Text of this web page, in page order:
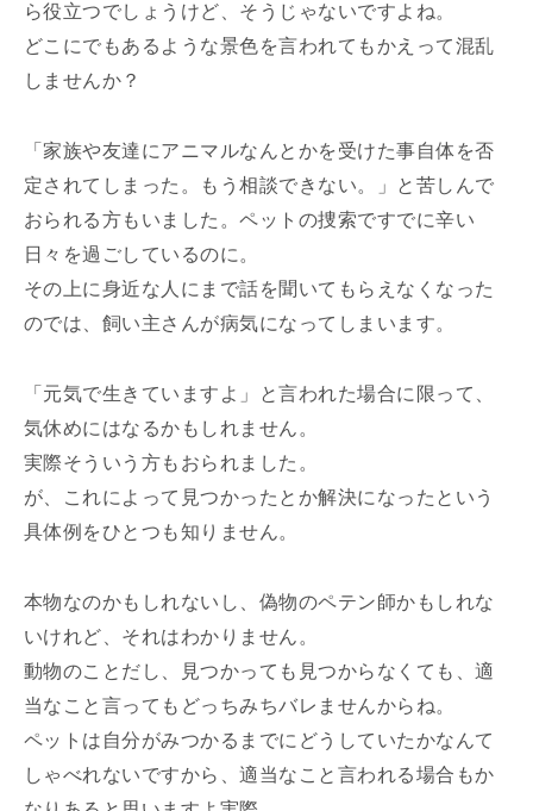
ら役立つでしょうけど、そうじゃないですよね。
どこにでもあるような景色を言われてもかえって混乱
しませんか？
「家族や友達にアニマルなんとかを受けた事自体を否
定されてしまった。もう相談できない。」と苦しんで
おられる方もいました。ペットの捜索ですでに辛い
日々を過ごしているのに。
その上に身近な人にまで話を聞いてもらえなくなった
のでは、飼い主さんが病気になってしまいます。
「元気で生きていますよ」と言われた場合に限って、
気休めにはなるかもしれません。
実際そういう方もおられました。
が、これによって見つかったとか解決になったという
具体例をひとつも知りません。
本物なのかもしれないし、偽物のペテン師かもしれな
いけれど、それはわかりません。
動物のことだし、見つかっても見つからなくても、適
当なこと言ってもどっちみちバレませんからね。
ペットは自分がみつかるまでにどうしていたかなんて
しゃべれないですから、適当なこと言われる場合もか